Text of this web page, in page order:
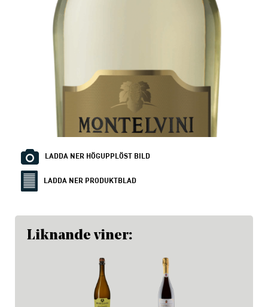
LADDA NER HÖGUPPLÖST BILD
LADDA NER PRODUKTBLAD
Liknande viner: